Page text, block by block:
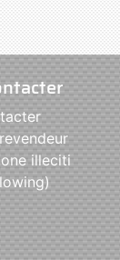
illeciti